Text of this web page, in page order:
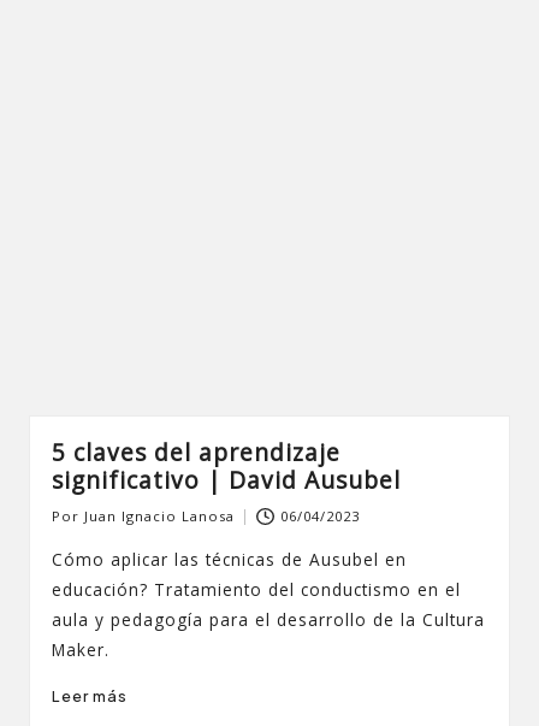
5 claves del aprendizaje
significativo | David Ausubel
Publicado
por
Por Juan Ignacio Lanosa 06/04/2023
Cómo aplicar las técnicas de Ausubel en
educación? Tratamiento del conductismo en el
aula y pedagogía para el desarrollo de la Cultura
Maker.
Leer más